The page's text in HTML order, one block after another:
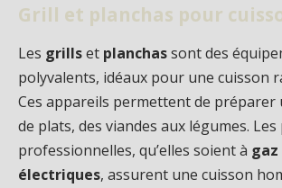
Grill et planchas pour
Les grillset planchassont des
polyvalents, idéaux pour une cuisson
Ces appareils permettent de préparer
de plats, des viandes aux légumes. Les
professionnelles, qu’elles soient à gaz
électriques, assurent une cuisson